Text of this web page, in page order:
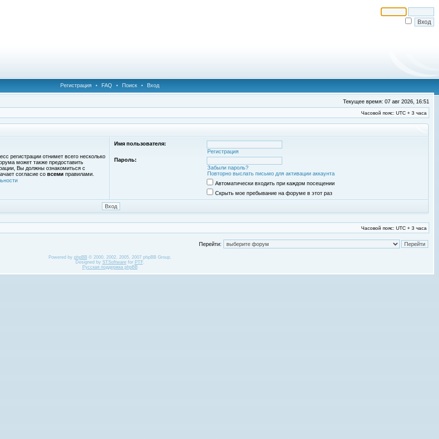
Регистрация • FAQ • Поиск • Вход
Текущее время: 07 авг 2026, 16:51
Часовой пояс: UTC + 3 часа
регистрации отнимет всего несколько
может также предоставить
Вы должны ознакомиться с
согласие со всеми правилами.
Имя пользователя:
Регистрация
Пароль:
Забыли пароль?
Повторно выслать письмо для активации аккаунта
Автоматически входить при каждом посещении
Скрыть мое пребывание на форуме в этот раз
Часовой пояс: UTC + 3 часа
Перейти:
Powered by phpBB© 2000, 2002, 2005, 2007 phpBB Group.
Designed by STSoftwarefor PTF.
Русская поддержка phpBB